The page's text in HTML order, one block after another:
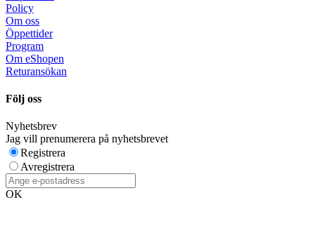
Policy
Om oss
Öppettider
Program
Om eShopen
Returansökan
Följ oss
Nyhetsbrev
Jag vill prenumerera på nyhetsbrevet
Registrera
Avregistrera
OK